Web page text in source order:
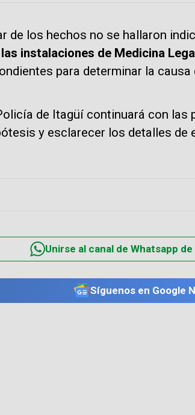
de los hechos no se hallaron
instalaciones de Medicina Lega
para determinar la
de Itagüí continuará con las
y esclarecer los detalles de
Unirse al canal de Whatsapp
Síguenos en Google